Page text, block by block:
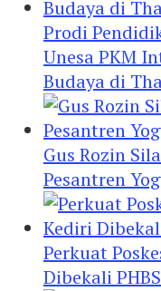
Prodi
Unesa PKM
Budaya di
Gus Rozin
Pesantren
Perkuat
Dibekali PHBS